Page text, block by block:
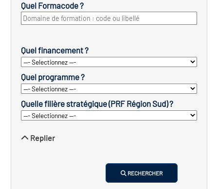
Quel Formacode ?
Quel financement ?
Quel programme ?
Quelle filière stratégique (PRF Région Sud) ?
Replier
RECHERCHER